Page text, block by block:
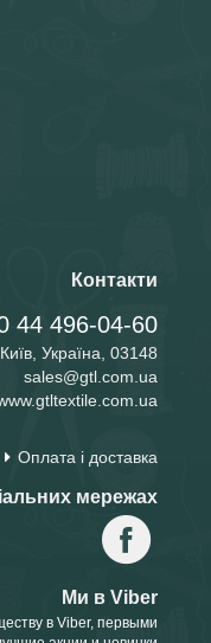
Контакти
44 496-04-60
Україна, 03148
sales@gtl.com.ua
Оплата і доставка
мережах
Ми в Viber
в Viber, первыми